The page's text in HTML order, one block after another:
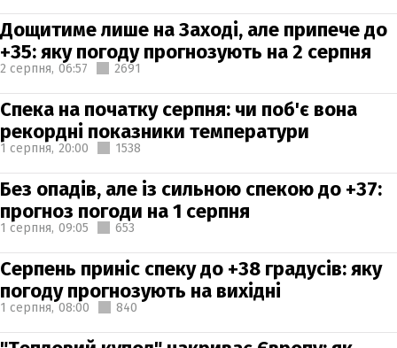
Дощитиме лише на Заході, але припече до
+35: яку погоду прогнозують на 2 серпня
2 серпня, 06:57 2691
Спека на початку серпня: чи поб'є вона
рекордні показники температури
1 серпня, 20:00 1538
Без опадів, але із сильною спекою до +37:
прогноз погоди на 1 серпня
1 серпня, 09:05 653
Серпень приніс спеку до +38 градусів: яку
погоду прогнозують на вихідні
1 серпня, 08:00 840